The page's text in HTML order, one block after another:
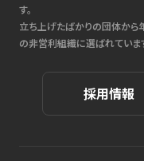
す。
立ち上げたばかりの団体か
の非営利組織に選ばれていま
採用情報